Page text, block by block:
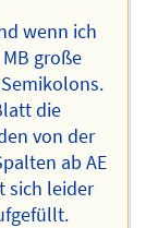
wenn ich
große
die
von der
ab AE
sich leider